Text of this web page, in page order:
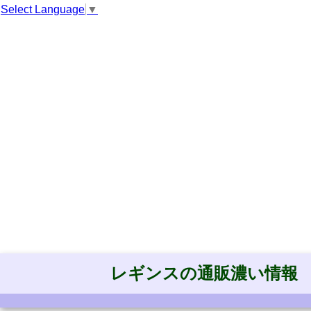
Select Language ▼
レギンスの通販濃い情報